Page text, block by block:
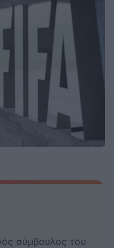
σύμβουλος του